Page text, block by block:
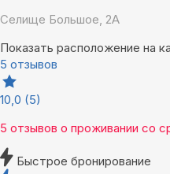
Селище Большое, 2А
Показать расположение на
5 отзывов
10,0 (5)
5 отзывов о проживании со
Быстрое бронирование